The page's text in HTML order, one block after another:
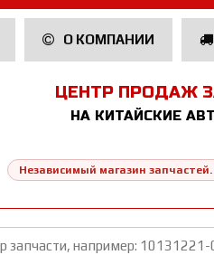
О КОМПАНИИ
ЦЕНТР ПРОДАЖ
НА КИТАЙСКИЕ
Независимый магазин